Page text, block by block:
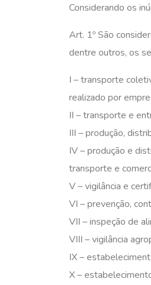
Considerando os
Art. 1º São
dentre outros, os
I – transporte
realizado por
II – transporte e
III – produção,
IV – produção e
transporte e
V – vigilância e
VI – prevenção,
VII – inspeção de
VIII – vigilância
IX –
X –